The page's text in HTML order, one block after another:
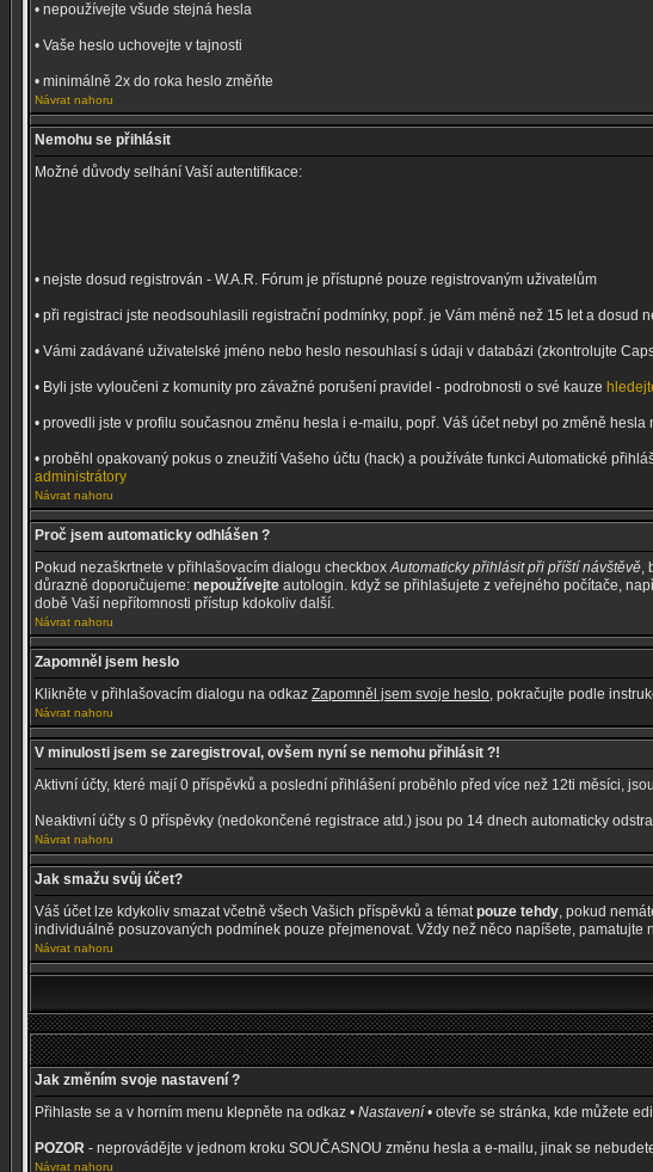
• nepoužívejte všude stejná hesla
• Vaše heslo uchovejte v tajnosti
• minimálně 2x do roka heslo změňte
Návrat nahoru
Nemohu se přihlásit
Možné důvody selhání Vaší autentifikace:
• nejste dosud registrován - W.A.R. Fórum je přístupné pouze registrovaným uživatelům
• při registraci jste neodsouhlasili registrační podmínky, popř. je Vám méně než 15 let a dosud
• Vámi zadávané uživatelské jméno nebo heslo nesouhlasí s údaji v databázi (zkontrolujte
• Byli jste vyloučeni z komunity pro závažné porušení pravidel - podrobnosti o své kauze
• provedli jste v profilu současnou změnu hesla i e-mailu, popř. Váš účet nebyl po změně
• proběhl opakovaný pokus o zneužití Vašeho účtu (hack) a používáte funkci Automatické
administrátory
Návrat nahoru
Proč jsem automaticky odhlášen ?
Pokud nezaškrtnete v přihlašovacím dialogu checkboxAutomaticky přihlásit při příští návštěvě,
důrazně doporučujeme: nepoužívejte autologin. když se přihlašujete z veřejného počítače,
době Vaší nepřítomnosti přístup kdokoliv další.
Návrat nahoru
Zapomněl jsem heslo
Klikněte v přihlašovacím dialogu na odkaz Zapomněl jsem svoje heslo, pokračujte podle
Návrat nahoru
V minulosti jsem se zaregistroval, ovšem nyní se nemohu přihlásit ?!
Aktivní účty, které mají 0 příspěvků a poslední přihlášení proběhlo před více než 12ti měsíci,
Neaktivní účty s 0 příspěvky (nedokončené registrace atd.) jsou po 14 dnech automaticky
Návrat nahoru
Jak smažu svůj účet?
Váš účet lze kdykoliv smazat včetně všech Vašich příspěvků a tématpouze tehdy, pokud
individuálně posuzovaných podmínek pouze přejmenovat. Vždy než něco napíšete,
Návrat nahoru
Jak změním svoje nastavení ?
Přihlaste se a v horním menu klepněte na odkaz • Nastavení • otevře se stránka, kde můžete
POZOR - neprovádějte v jednom kroku SOUČASNOU změnu hesla a e-mailu, jinak se
Návrat nahoru